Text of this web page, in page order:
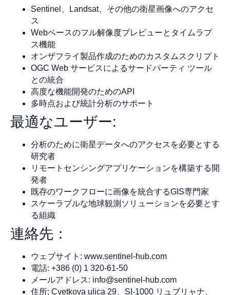
Sentinel、Landsat、その他の衛星画像へのアクセ
ス
Webベースのフル解像度プレビューとタイムラプ
ス機能
オンザフライ製品作成のためのカスタムスクリプト
OGC Web サービスによるサードパーティ ツール
との統合
高度な機能開発のためのAPI
多時点および統計分析のサポート
最適なユーザー:
分析のために衛星データへのアクセスを必要とする
研究者
リモートセンシングアプリケーションを構築する開
発者
既存のワークフローに画像を統合するGIS専門家
スケーラブルな地球観測ソリューションを必要とす
る組織
連絡先：
ウェブサイト: www.sentinel-hub.com
電話: +386 (0) 1 320-61-50
メールアドレス: info@sentinel-hub.com
住所: Cvetkova ulica 29、SI-1000 リュブリャナ、